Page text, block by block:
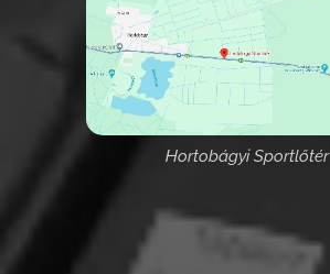
Hortobágyi Sportlőtér